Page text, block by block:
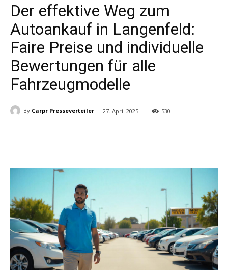
Der effektive Weg zum
Autoankauf in Langenfeld:
Faire Preise und individuelle
Bewertungen für alle
Fahrzeugmodelle
By Carpr Presseverteiler - 27. April 2025 530